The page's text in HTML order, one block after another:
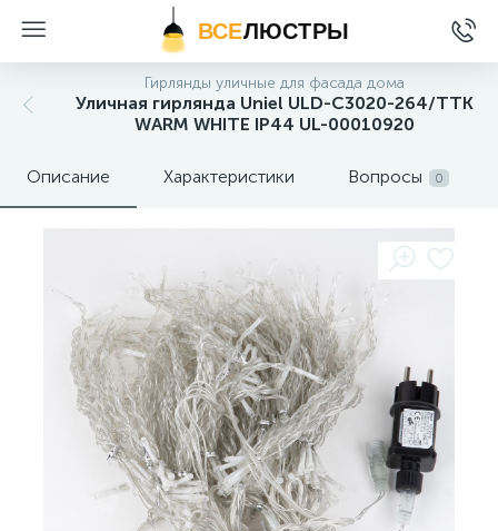
ВСЕЛЮСТРЫ
Гирлянды уличные для фасада дома
Уличная гирлянда Uniel ULD-C3020-264/TTK
WARM WHITE IP44 UL-00010920
Описание Характеристики Вопросы 0